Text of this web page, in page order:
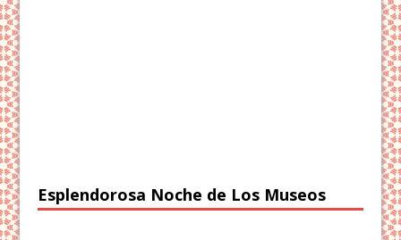
Esplendorosa Noche de Los Museos